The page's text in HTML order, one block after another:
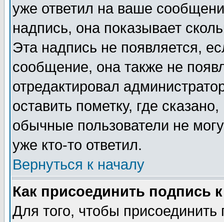
уже ответил на ваше
надпись, она показывает
Эта надпись не появляется,
сообщение, она также не
отредактировал
оставить пометку, где
обычные пользователи не
уже кто-то ответил.
Вернуться к началу
Как присоединить подпись
Для того, чтобы